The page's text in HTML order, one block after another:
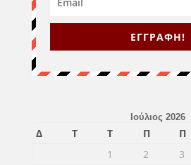
ΕΓΓΡΑΦΗ!
Ιούλιος 2026
Δ Τ Τ Π Π
1
2 3